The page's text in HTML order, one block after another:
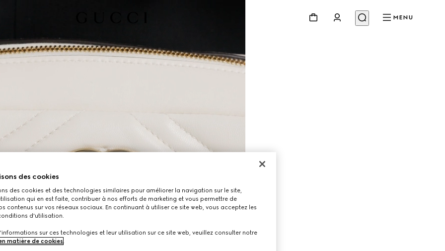
MENU
des cookies
des cookies et des technologies similaires pour améliorer la navigation sur le site,
qui en est faite, contribuer à nos efforts de marketing et vous permettre de
contenus sur vos réseaux sociaux. En continuant à utiliser ce site web, vous acceptez les
d'utilisation.
sur ces technologies et leur utilisation sur ce site web, veuillez consulter notre
matière de cookies.